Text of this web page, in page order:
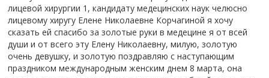
лицевой хирургии 1, кандидату медецинских наук челюсно
лицевому хиругу Елене Николаевне Корчагиной я хочу
сказать ей спасибо за золотые руки в медецине я от всей
души и от всего эту Елену Николаевну, милую, золотую
очень девушку, и золотую поздравляю с наступающим
праздником международным женским днем 8 марта, она